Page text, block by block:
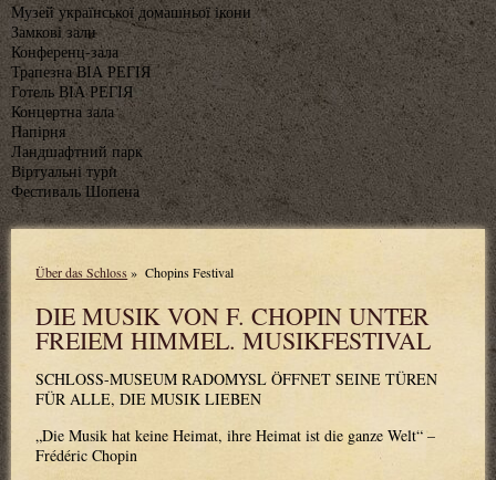
Музей української домашньої ікони
Замкові зали
Конференц-зала
Трапезна ВІА РЕГІЯ
Готель ВІА РЕГІЯ
Концертна зала
Папірня
Ландшафтний парк
Віртуальні тури
Фестиваль Шопена
Über das Schloss » Chopins Festival
DIE MUSIK VON F. CHOPIN UNTER
FREIEM HIMMEL. MUSIKFESTIVAL
SCHLOSS-MUSEUM RADOMYSL ÖFFNET SEINE TÜREN
FÜR ALLE, DIE MUSIK LIEBEN
„Die Musik hat keine Heimat, ihre Heimat ist die ganze Welt“ –
Frédéric Chopin